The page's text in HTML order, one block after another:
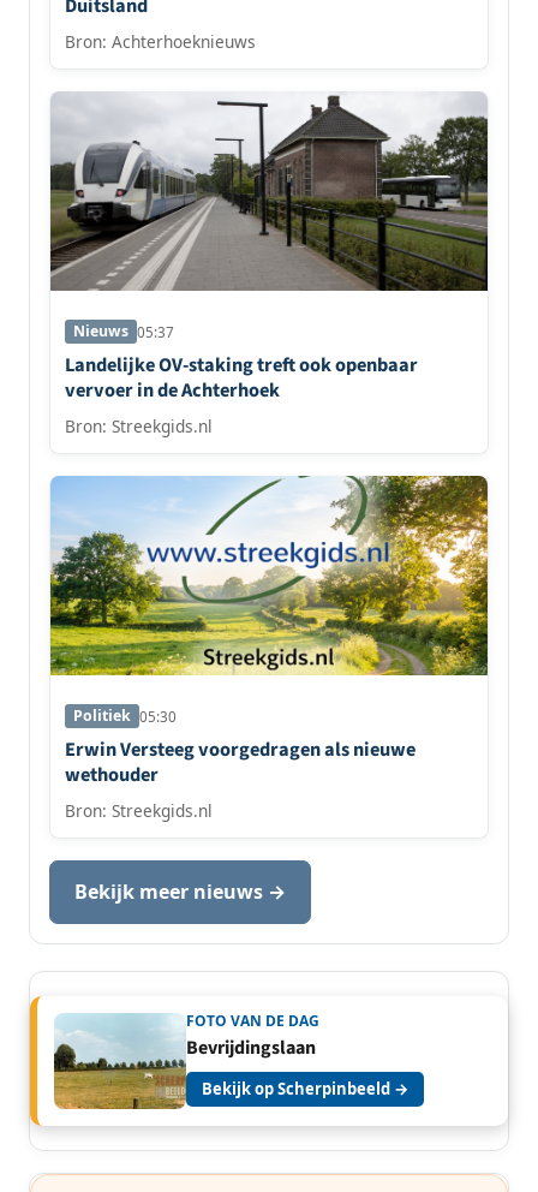
Duitsland
Bron: Achterhoeknieuws
Nieuws 05:37
Landelijke OV-staking treft ook openbaar
vervoer in de Achterhoek
Bron: Streekgids.nl
Politiek 05:30
Erwin Versteeg voorgedragen als nieuwe
wethouder
Bron: Streekgids.nl
Bekijk meer nieuws →
FOTO VAN DE DAG
Bevrijdingslaan
Bekijk op Scherpinbeeld →